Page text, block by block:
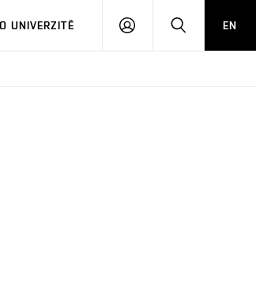
O UNIVERZITĚ
PŘIHLÁSIT HLEDATEN